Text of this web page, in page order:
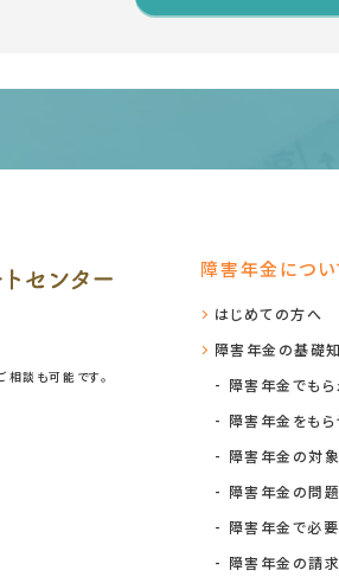
相談も可能です。
障害年金につい
はじめての方へ
障害年金の基礎
障害年金でもら
障害年金をも
障害年金の対
障害年金の問
障害年金で必
障害年金の請